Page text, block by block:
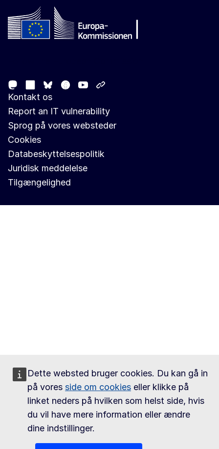
Dette websted bruger cookies. Du kan gå in
på vores side om cookies eller klikke på
linket neders på hvilken som helst side, hvis
du vil have mere information eller ændre
dine indstillinger.
MastodonLinkedIn
Bluesky
Facebook
Youtube
Kontakt os
Report an IT vulnerability
Sprog på vores websteder
Cookies
Databeskyttelsespolitik
Juridisk meddelelse
Tilgængelighed